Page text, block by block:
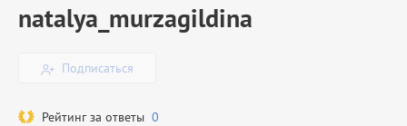
natalya_murzagildina
Подписаться
Рейтинг за ответы 0